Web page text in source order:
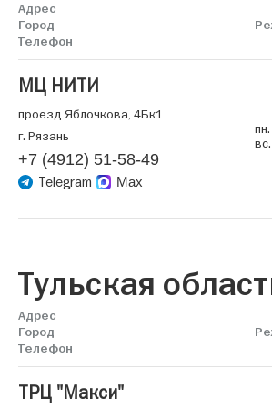
Адрес
Город
Телефон
МЦ НИТИ
проезд Яблочкова, 4Бк1
г. Рязань
+7 (4912) 51-58-49
Telegram Max
Тульская
Адрес
Город
Телефон
ТРЦ "Макси"